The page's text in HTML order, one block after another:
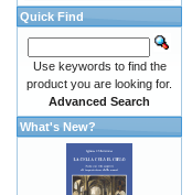
Quick Find
Use keywords to find the
product you are looking for.
Advanced Search
What's New?